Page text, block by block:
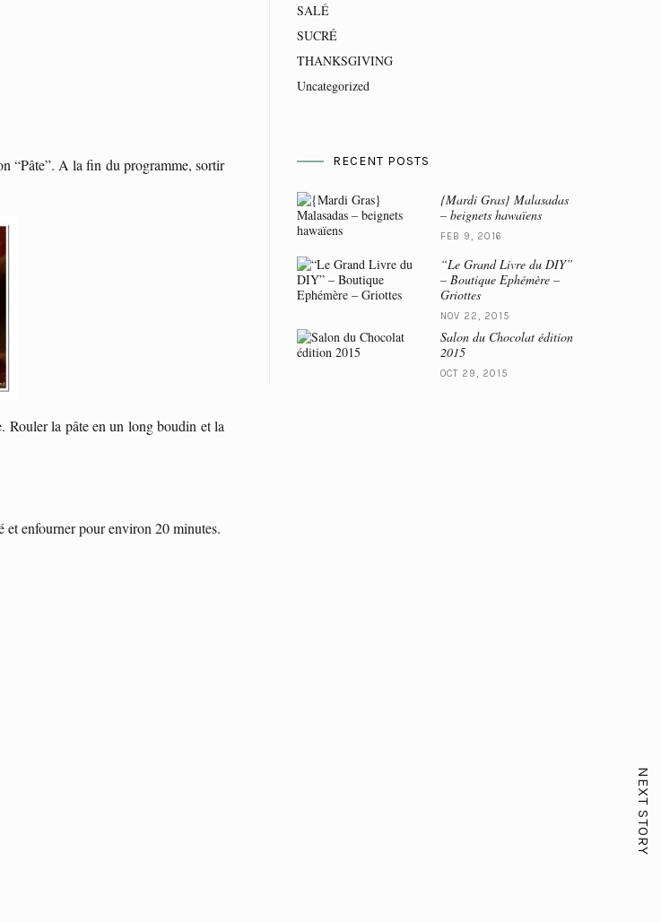
NEXT STORY
“Pâte”. A la fin du programme, sortir
Rouler la pâte en un long boudin et la
et enfourner pour environ 20 minutes.
SALÉ
SUCRÉ
THANKSGIVING
Uncategorized
RECENT POSTS
{Mardi Gras} Malasadas
– beignets hawaïens
FEB 9, 2016
“Le Grand Livre du DIY”
– Boutique Ephémère –
Griottes
NOV 22, 2015
Salon du Chocolat édition
2015
OCT 29, 2015